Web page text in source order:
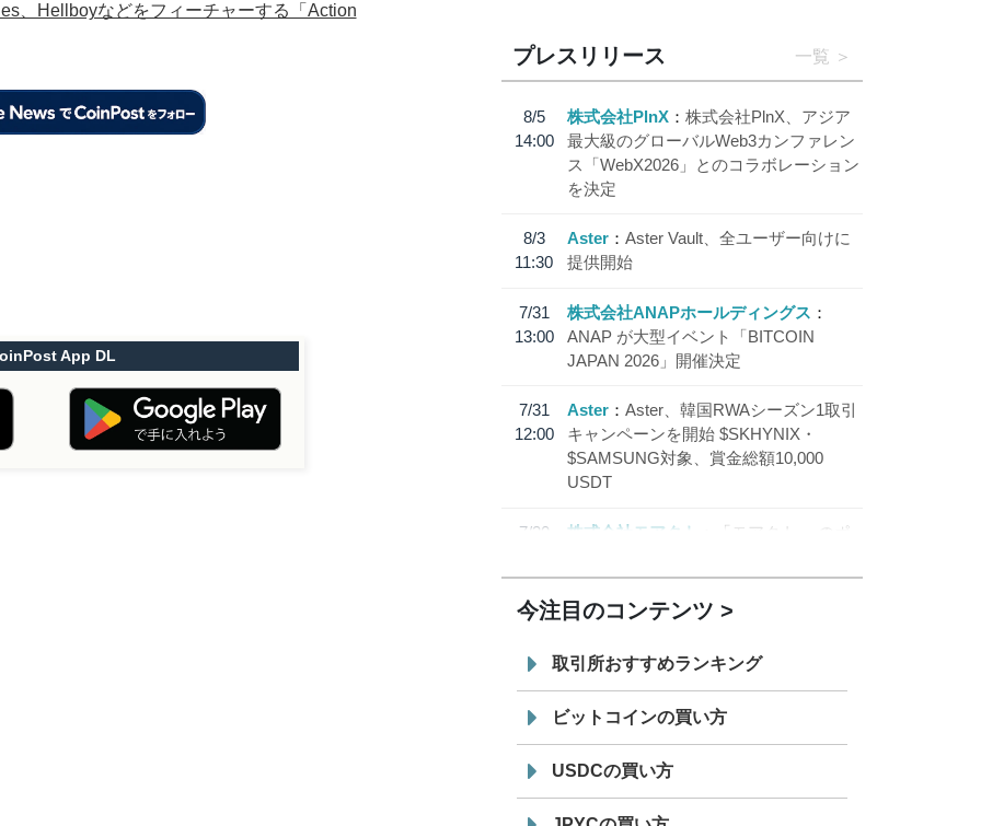
、Hellboyなどをフィーチャーする「Action
App DL
プレスリリース 一覧
8/5
14:00
株式会社PlnX
株式会社PlnX、アジア
最大級のグローバルWeb3カンファレン
ス「WebX2026」とのコラボレーション
を決定
8/3
11:30
Aster
Aster Vault、全ユーザー向けに
提供開始
7/31
13:00
株式会社ANAPホールディングス
ANAP が大型イベント「BITCOIN
JAPAN 2026」開催決定
7/31
12:00
Aster
Aster、韓国RWAシーズン1取引
キャンペーンを開始 $SKHYNIX・
$SAMSUNG対象、賞金総額10,000
USDT
7/30
株式会社モアクト
「モアクト」 のポ
「 JPYC」を追加
19:30
てステーブルコイン「JPYSC」徹底解
説セミナーを開催
今注目のコンテンツ
取引所おすすめランキング
ビットコインの買い方
USDCの買い方